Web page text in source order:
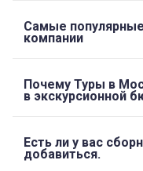
Самые
компании
Почему Туры в
в экскурсионной
Есть ли у вас
добавиться.